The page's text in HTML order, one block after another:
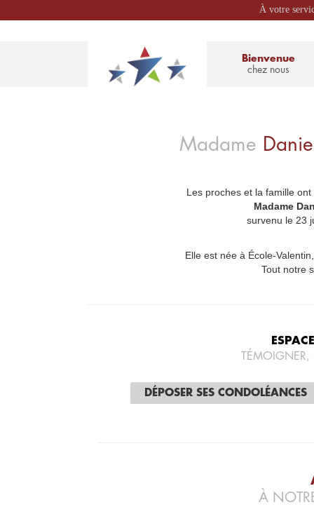
À votre
Bienvenue
chez nous
Madame
Les proches et la famille
Madame
survenu le 23
Elle est née à École-
Tout notre
DÉPOSER SES CONDOLÉANCES
À